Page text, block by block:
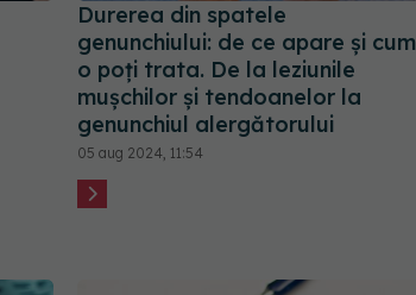
Durerea din spatele
genunchiului: de ce apare și cum
o poți trata. De la leziunile
mușchilor și tendoanelor la
genunchiul alergătorului
05 aug 2024, 11:54